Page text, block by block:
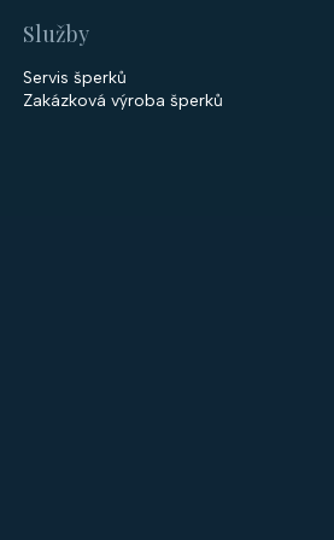
Služby
Servis šperků
Zakázková výroba šperků